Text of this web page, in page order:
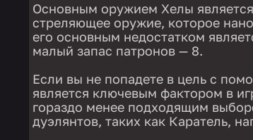
Основным оружием Хелы
стреляющее оружие, которое
его основным недостатком
малый запас патронов — 8.
Если вы не попадете в цель с
является ключевым фактором в
гораздо менее подходящим
дуэлянтов, таких как Каратель,